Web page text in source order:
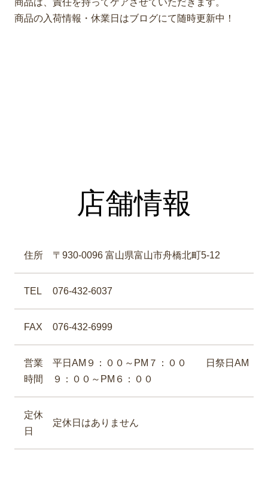
商品は、責任を持ってケアさせていただきます。
商品の入荷情報・休業日はブログにて随時更新中！
店舗情報
住所 〒930-0096 富山県富山市舟橋北町5-12
TEL 076-432-6037
FAX 076-432-6999
営業
時間
平日AM９：００～PM７：００ 日祭日AM
９：００～PM６：００
定休
日
定休日はありません